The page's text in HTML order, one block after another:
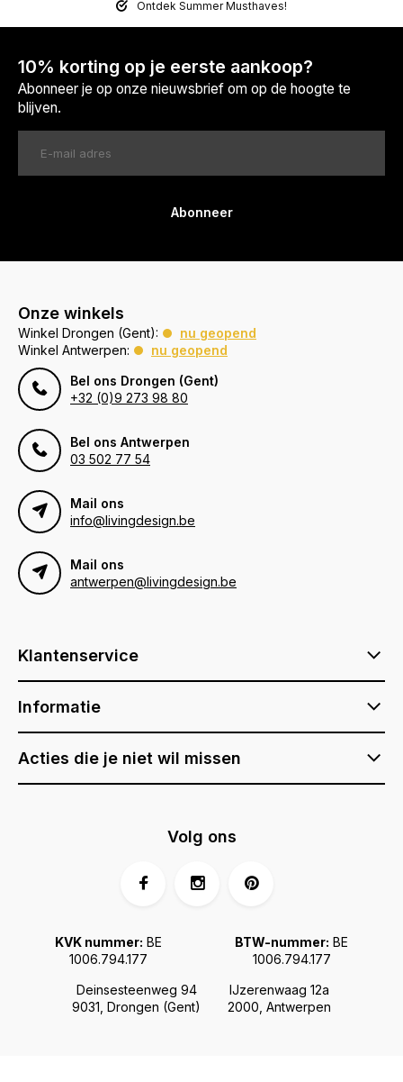
Ontdek Summer Musthaves!
10% korting op je eerste aankoop?
Abonneer je op onze nieuwsbrief om op de hoogte te
blijven.
Abonneer
Onze winkels
Winkel Drongen (Gent):
nu geopend
Winkel Antwerpen:
nu geopend
Bel ons Drongen (Gent)
+32 (0)9 273 98 80
Bel ons Antwerpen
03 502 77 54
Mail ons
info@livingdesign.be
Mail ons
antwerpen@livingdesign.be
Klantenservice
Informatie
Acties die je niet wil missen
Deinsesteenweg 94
9031, Drongen (Gent)
IJzerenwaag 12a
2000, Antwerpen
KVK nummer: BE
1006.794.177
BTW-nummer: BE
1006.794.177
Volg ons